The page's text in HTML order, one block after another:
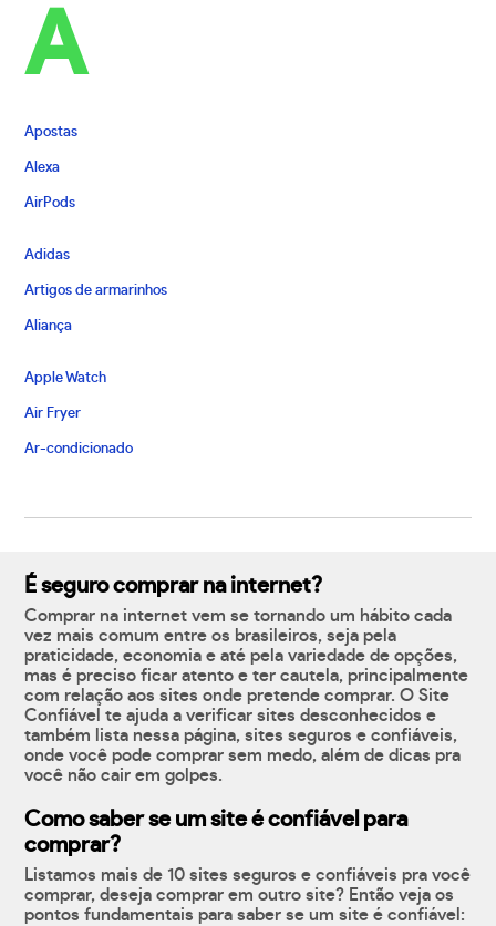
A
Apostas
Alexa
AirPods
Adidas
Artigos de armarinhos
Aliança
Apple Watch
Air Fryer
Ar-condicionado
É seguro comprar na internet?
Comprar na internet vem se tornando um hábito cada
vez mais comum entre os brasileiros, seja pela
praticidade, economia e até pela variedade de opções,
mas é preciso ficar atento e ter cautela, principalmente
com relação aos sites onde pretende comprar. O Site
Confiável te ajuda a verificar sites desconhecidos e
também lista nessa página, sites seguros e confiáveis,
onde você pode comprar sem medo, além de dicas pra
você não cair em golpes.
Como saber se um site é confiável para
comprar?
Listamos mais de 10 sites seguros e confiáveis pra você
comprar, deseja comprar em outro site? Então veja os
pontos fundamentais para saber se um site é confiável: